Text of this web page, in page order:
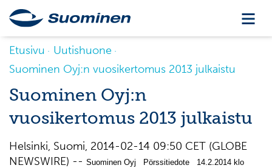
Etusivu
Uutishuone
Suominen Oyj:n vuosikertomus 2013 julkaistu
Suominen Oyj:n
vuosikertomus 2013 julkaistu
Helsinki, Suomi, 2014-02-14 09:50 CET (GLOBE
NEWSWIRE) -- Suominen Oyj Pörssitiedote 14.2.2014 klo